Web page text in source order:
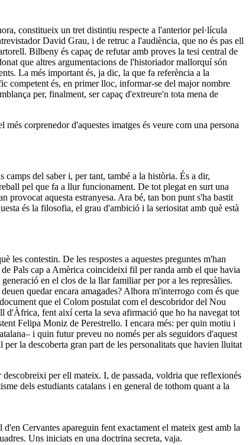
constitueix un tret distintiu respecte a l'anterior pel·lícula
David Grau, i de retruc a l'audiència, que no és pas ell
Bilbeny és capaç de refutar amb proves la tesi central de
que altres argumentacions de l'historiador mallorquí són
La més important és, ja dic, la que fa referència a la
competent és, en primer lloc, informar-se del major nombre
per, finalment, ser capaç d'extreure'n tota mena de
corprenedor d'aquestes imatges és veure com una persona
del saber i, per tant, també a la història. És a dir,
pel que fa a llur funcionament. De tot plegat en surt una
provocat aquesta estranyesa. Ara bé, tan bon punt s'ha bastit
és la filosofia, el grau d'ambició i la seriositat amb què està
les contestin. De les respostes a aquestes preguntes m'han
Pals cap a Amèrica coincideixi fil per randa amb el que havia
en el clos de la llar familiar per por a les represàlies.
quedar encara amagades? Alhora m'interrogo com és que
que el Colom postulat com el descobridor del Nou
d'Àfrica, fent així certa la seva afirmació que ho ha navegat tot
Felipa Moniz de Perestrello. I encara més: per quin motiu i
i quin futur preveu no només per als seguidors d'aquest
la descoberta gran part de les personalitats que havien lluitat
per ell mateix. I, de passada, voldria que reflexionés
dels estudiants catalans i en general de tothom quant a la
Cervantes apareguin fent exactament el mateix gest amb la
Uns iniciats en una doctrina secreta, vaja.